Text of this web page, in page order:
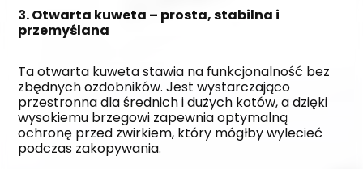
3. Otwarta kuweta – prosta, stabilna i
przemyślana
Ta otwarta kuweta stawia na funkcjonalność bez
zbędnych ozdobników. Jest wystarczająco
przestronna dla średnich i dużych kotów, a dzięki
wysokiemu brzegowi zapewnia optymalną
ochronę przed żwirkiem, który mógłby wylecieć
podczas zakopywania.